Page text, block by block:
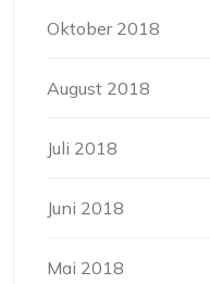
Oktober 2018
August 2018
Juli 2018
Juni 2018
Mai 2018